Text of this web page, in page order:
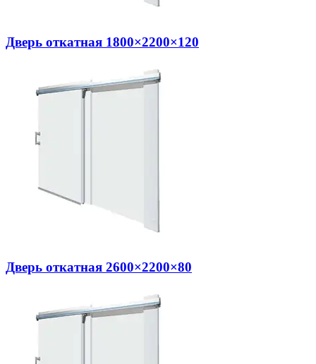
Дверь откатная 1800×2200×120
Дверь откатная 2600×2200×80